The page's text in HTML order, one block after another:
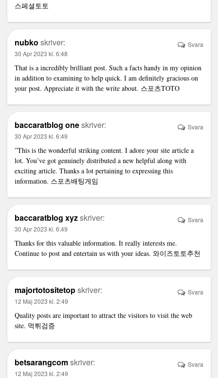
스페셜토토
nubko skriver:
30 Apr 2023 kl. 6:48
That is a incredibly brilliant post. Such a facts handy in my opinion
in addition to examining to help quick. I am definitely gracious on
your post. Appreciate it with the write about. 스포츠TOTO
Svara
baccaratblog oneskriver:
30 Apr 2023 kl. 6:49
”This is the wonderful striking content. I adore your site article a
lot. You’ve got genuinely distributed a new helpful along with
exciting article. Thanks a lot pertaining to expressing this
information. 스포츠배팅게임
Svara
baccaratblog xyzskriver:
30 Apr 2023 kl. 6:49
Thanks for this valuable information. It really interests me.
Continue to post and entertain us with your ideas. 와이즈토토추천
Svara
majortotositetopskriver:
12 Maj 2023 kl. 2:49
Quality posts are important to attract the visitors to visit the web
site. 먹튀검증
Svara
betsarangcomskriver:
12 Maj 2023 kl. 2:49
Svara